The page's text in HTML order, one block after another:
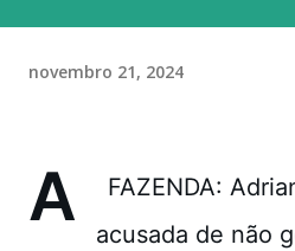
novembro 21, 2024
A
FAZENDA:
acusada de não